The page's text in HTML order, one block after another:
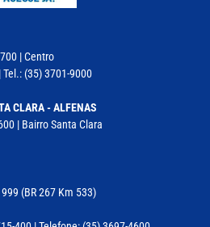
| Centro
(35) 3701-9000
CLARA - ALFENAS
| Bairro Santa Clara
(BR 267 Km 533)